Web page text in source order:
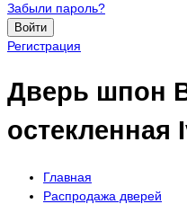
Забыли пароль?
Войти
Регистрация
Дверь шпон
остекленная
Главная
Распродажа дверей